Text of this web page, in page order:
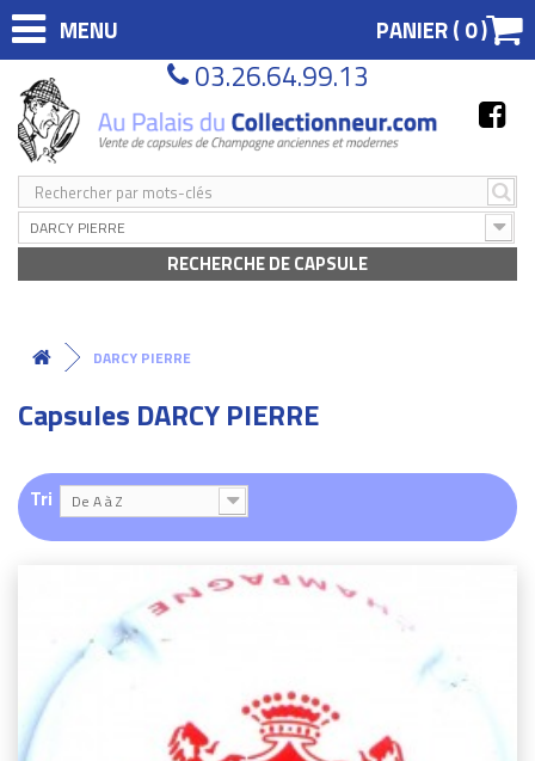
MENU PANIER (0)
03.26.64.99.13
DARCY PIERRE
RECHERCHE DE CAPSULE
DARCY PIERRE
Capsules DARCY PIERRE
Tri De A à Z